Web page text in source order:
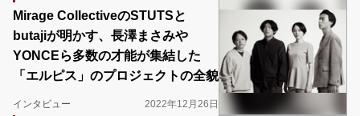
Mirage CollectiveのSTUTSと
butajiが明かす、長澤まさみや
YONCEら多数の才能が集結した
「エルピス」のプロジェクトの全貌
インタビュー
2022年12月26日